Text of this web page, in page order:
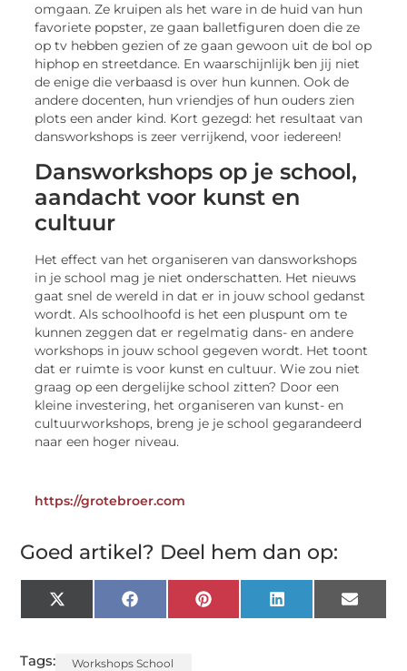
omgaan. Ze kruipen als het ware in de huid van hun
favoriete popster, ze gaan balletfiguren doen die ze
op tv hebben gezien of ze gaan gewoon uit de bol op
hiphop en streetdance. En waarschijnlijk ben jij niet
de enige die verbaasd is over hun kunnen. Ook de
andere docenten, hun vriendjes of hun ouders zien
plots een ander kind. Kort gezegd: het resultaat van
dansworkshops is zeer verrijkend, voor iedereen!
Dansworkshops op je school,
aandacht voor kunst en
cultuur
Het effect van het organiseren van dansworkshops
in je school mag je niet onderschatten. Het nieuws
gaat snel de wereld in dat er in jouw school gedanst
wordt. Als schoolhoofd is het een pluspunt om te
kunnen zeggen dat er regelmatig dans- en andere
workshops in jouw school gegeven wordt. Het toont
dat er ruimte is voor kunst en cultuur. Wie zou niet
graag op een dergelijke school zitten? Door een
kleine investering, het organiseren van kunst- en
cultuurworkshops, breng je je school gegarandeerd
naar een hoger niveau.
https://grotebroer.com
Goed artikel? Deel hem dan op:
X
(Twitter)
FacebookPinterest LinkedIn Email
Tags: Workshops School